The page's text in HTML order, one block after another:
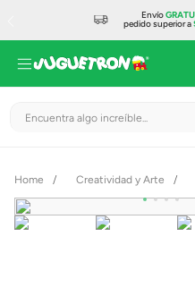
Envío
pedido superior a
Encuentra algo increíble...
Creatividad y Arte